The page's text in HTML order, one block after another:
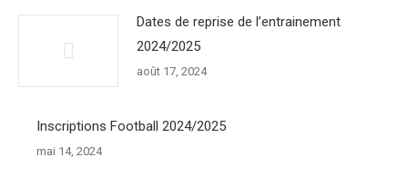
Dates de reprise de l’entrainement
2024/2025
août 17, 2024
Inscriptions Football 2024/2025
mai 14, 2024